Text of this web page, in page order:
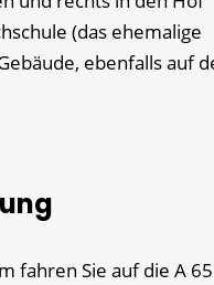
(das ehemalige
ebenfalls auf
fahren Sie auf die A